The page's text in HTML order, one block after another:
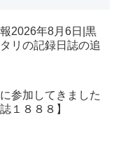
2026年8月6日|黒
リの記録日誌の追
参加してきました
１８８８】